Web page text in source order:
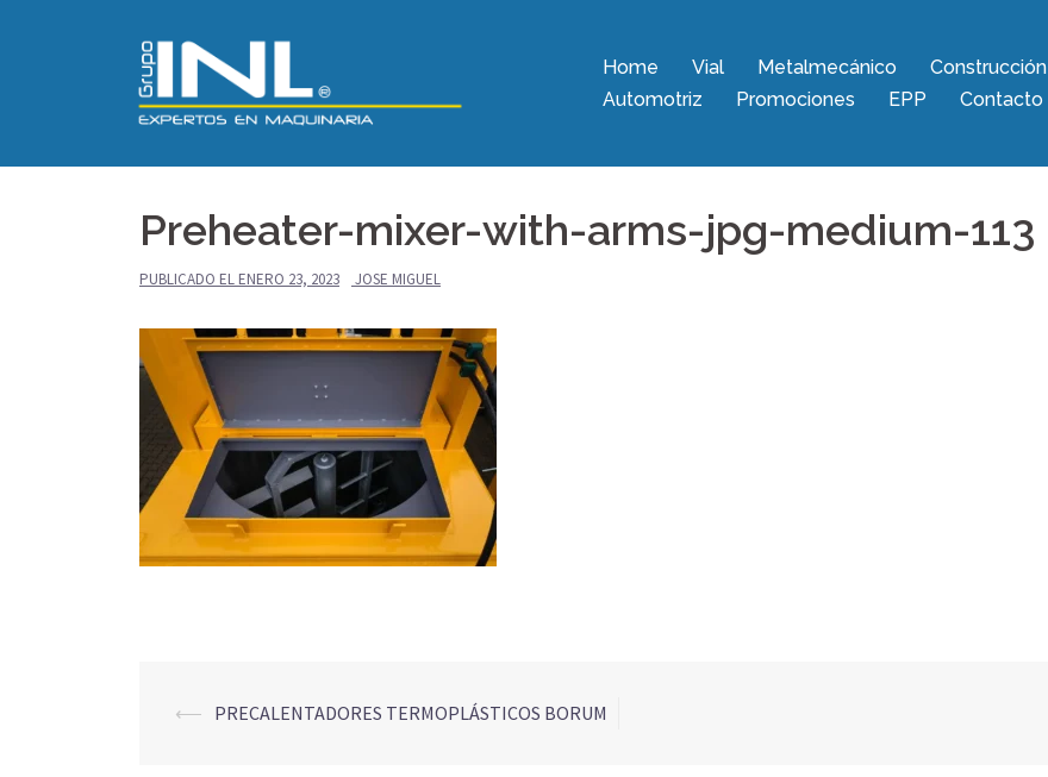
Home Vial Metalmecánico Construcción
Automotriz
Promociones EPP Contacto
Preheater-mixer-with-arms-jpg-medium-113
PUBLICADO EL ENERO 23, 2023 JOSE MIGUEL
Navegación
⟵ PRECALENTADORES TERMOPLÁSTICOS BORUM